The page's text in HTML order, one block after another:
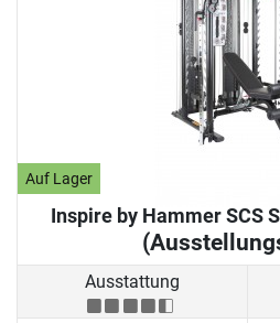
Auf Lager
Inspire by Hammer SCS
Ausstattung